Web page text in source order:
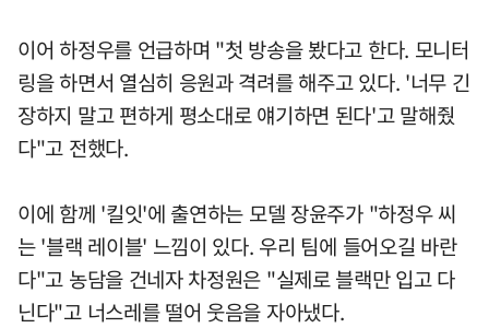
이어 하정우를 언급하며 "첫 방송을 봤다고 한다. 모니터
링을 하면서 열심히 응원과 격려를 해주고 있다. '너무 긴
장하지 말고 편하게 평소대로 얘기하면 된다'고 말해줬
다"고 전했다.
이에 함께 '킬잇'에 출연하는 모델 장윤주가 "하정우 씨
는 '블랙 레이블' 느낌이 있다. 우리 팀에 들어오길 바란
다"고 농담을 건네자 차정원은 "실제로 블랙만 입고 다
닌다"고 너스레를 떨어 웃음을 자아냈다.